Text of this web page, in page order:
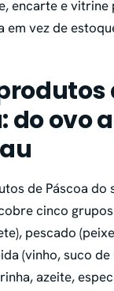
encarte e vitrine
em vez de
do ovo
de Páscoa do
cinco
pescado
(vinho, suco de
azeite,